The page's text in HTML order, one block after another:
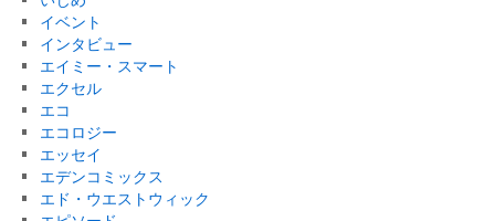
イベント
インタビュー
エイミー・スマート
エクセル
エコ
エコロジー
エッセイ
エデンコミックス
エド・ウエストウィック